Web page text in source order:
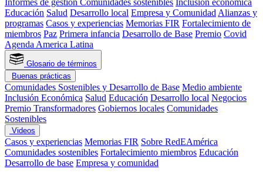
Informes de gestión Comunidades sostenibles Inclusión económica
Educación Salud Desarrollo local Empresa y ComunidadAlianzas y
programas Casos y experiencias Memorias FIR Fortalecimiento de
miembros Paz Primera infancia Desarrollo de Base Premio Covid
Agenda America Latina
Glosario de términos
Buenas prácticas
Comunidades Sostenibles y Desarrollo de Base Medio ambiente
Inclusión Económica Salud Educación Desarrollo local Negocios
Premio Transformadores Gobiernos locales Comunidades
Sostenibles
Videos
Casos y experiencias Memorias FIR Sobre RedEAmérica
Comunidades sostenibles Fortalecimiento miembros Educación
Desarrollo de base Empresa y comunidad